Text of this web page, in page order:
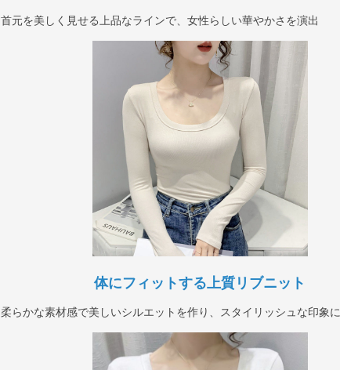
首元を美しく見せる上品なラインで、女性らしい華やかさを演出
体にフィットする上質リブニット
柔らかな素材感で美しいシルエットを作り、スタイリッシュな印象に